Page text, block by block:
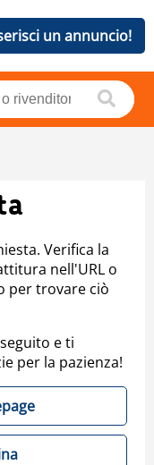
un annuncio!
Verifica la
nell'URL o
per trovare ciò
e ti
per la pazienza!